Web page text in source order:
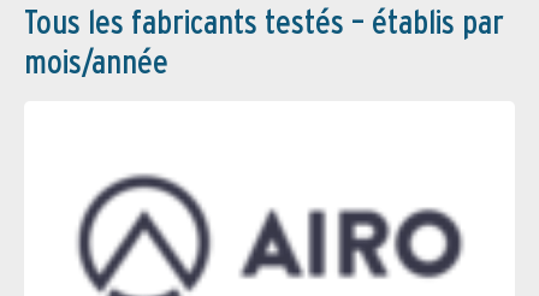
Tous les fabricants testés – établis par
mois/année